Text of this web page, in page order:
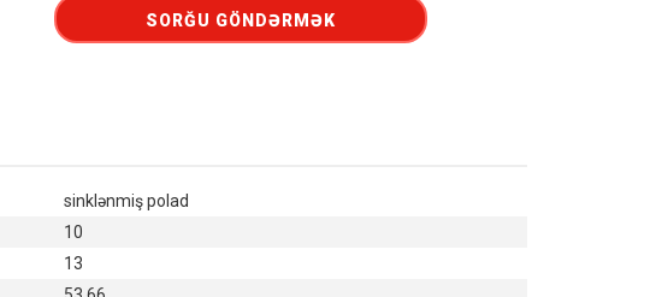
SORĞU GÖNDƏRMƏK
sinklənmiş polad
10
13